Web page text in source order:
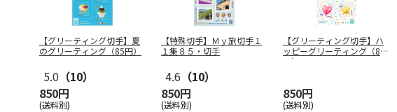
【グリーティング切手】夏
のグリーティング（85円）
5.0 （10）
850円
(送料別)
【特殊切手】Ｍｙ旅切手１
１集８５・切手
4.6 （10）
850円
(送料別)
【グリーティング切手】ハ
ッピーグリーティング（85
円）
850円
(送料別)